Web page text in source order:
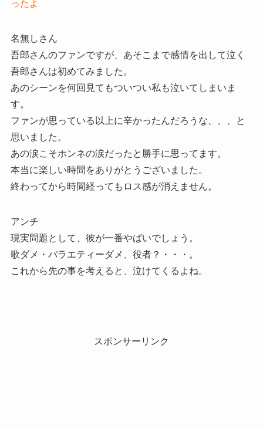
ったよ
名無しさん
吾郎さんのファンですが、あそこまで感情を出して泣く
吾郎さんは初めてみました。
あのシーンを何回見てもついつい私も泣いてしまいま
す。
ファンが思っている以上に辛かったんだろうな、、、と
思いました。
あの涙こそホンネの涙だったと勝手に思ってます。
本当に楽しい時間をありがとうございました。
終わってから時間経ってもロス感が消えません。
アンチ
現実問題として、彼が一番やばいでしょう。
歌ダメ・バラエティーダメ、役者？・・・。
これから先の事を考えると、泣けてくるよね。
スポンサーリンク